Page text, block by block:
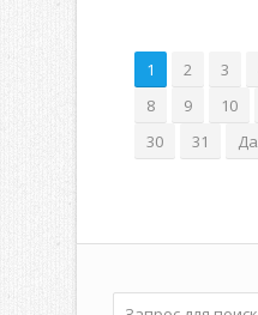
1 2 3
8
9 10
30
31